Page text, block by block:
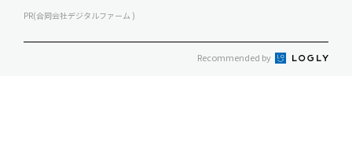
PR(合同会社デジタルファーム )
Recommended by